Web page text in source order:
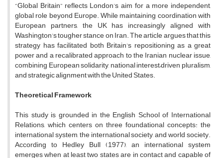
“Global Britain” reflects London’s aim for a more independent,
global role beyond Europe. While maintaining coordination with
European partners, the UK has increasingly aligned with
Washington’s tougher stance on Iran. The article argues that this
strategy has facilitated both Britain’s repositioning as a great
power and a recalibrated approach to the Iranian nuclear issue,
combining European solidarity, national interest–driven pluralism,
and strategic alignment with the United States.
Theoretical Framework
This study is grounded in the English School of International
Relations, which centers on three foundational concepts: the
international system, the international society, and world society.
According to Hedley Bull (1977), an international system
emerges when at least two states are in contact and capable of